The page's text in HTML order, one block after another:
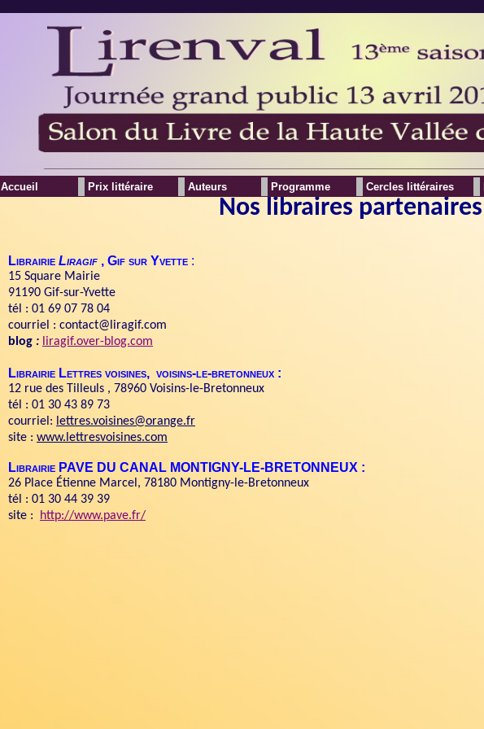
Nos libraires partenaires
Librairie Liragif , Gif sur Yvette :
15 Square Mairie
91190 Gif-sur-Yvette
tél : 01 69 07 78 04
courriel : contact@liragif.com
blog : liragif.over-blog.com
Librairie Lettres voisines, voisins-le-bretonneux :
12 rue des Tilleuls , 78960 Voisins-le-Bretonneux
tél : 01 30 43 89 73
courriel: lettres.voisines@orange.fr
site : www.lettresvoisines.com
Librairie PAVE DU CANAL MONTIGNY-LE-BRETONNEUX :
26 Place Étienne Marcel, 78180 Montigny-le-Bretonneux
tél : 01 30 44 39 39
site :
http://www.pave.fr/
Accueil Cercles littéraires
Prix littéraire Auteurs Programme